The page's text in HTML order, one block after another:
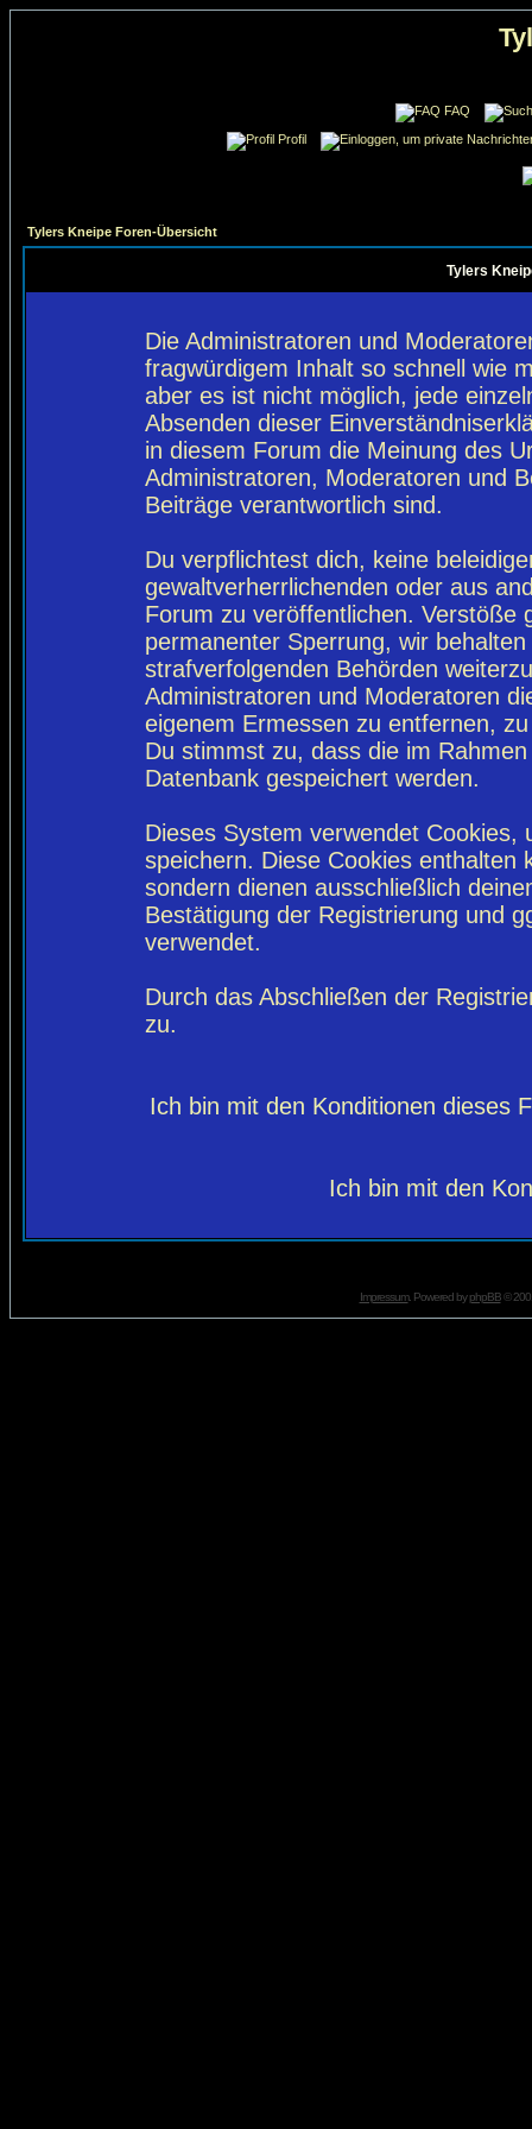
FAQ
Profil
Tylers Kneipe Foren-Übersicht
Tylers
Die Administratoren und
fragwürdigem Inhalt so schnell wie
aber es ist nicht möglich, jede
Absenden dieser
in diesem Forum die Meinung des
Administratoren, Moderatoren und
Beiträge verantwortlich sind.
Du verpflichtest dich, keine
gewaltverherrlichenden oder aus
Forum zu veröffentlichen. Verstöße
permanenter Sperrung, wir
strafverfolgenden Behörden
Administratoren und Moderatoren
eigenem Ermessen zu entfernen,
Du stimmst zu, dass die im
Datenbank gespeichert werden.
Dieses System verwendet
speichern. Diese Cookies enthalten
sondern dienen ausschließlich
Bestätigung der Registrierung und
verwendet.
Durch das Abschließen der
zu.
Ich bin mit den Konditionen dieses
Ich bin mit den
Impressum. Powered byphpBB©